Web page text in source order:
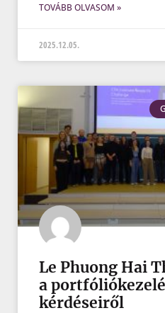
TOVÁBB OLVASOM »
2025.12.05.
Le Phuong Hai
a
kérdéseiről